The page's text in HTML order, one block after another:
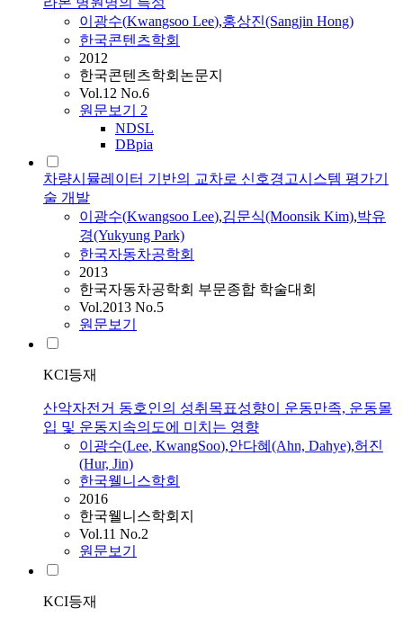
이광수(Kwangsoo Lee),홍상진(Sangjin Hong)
한국콘텐츠학회
2012
한국콘텐츠학회논문지
Vol.12 No.6
원문보기 2
NDSL
DBpia
차량시뮬레이터 기반의 교차로 신호경고시스템 평가기
술 개발
이광수(Kwangsoo Lee),김문식(Moonsik Kim),박유
경(Yukyung Park)
한국자동차공학회
2013
한국자동차공학회 부문종합 학술대회
Vol.2013 No.5
원문보기
KCI등재
산악자전거 동호인의 성취목표성향이 운동만족, 운동몰
입 및 운동지속의도에 미치는 영향
이광수(Lee, KwangSoo),안다혜(Ahn, Dahye),허진
(Hur, Jin)
한국웰니스학회
2016
한국웰니스학회지
Vol.11 No.2
원문보기
KCI등재